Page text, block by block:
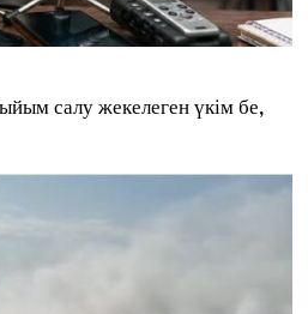
салу жекелеген үкім бе,